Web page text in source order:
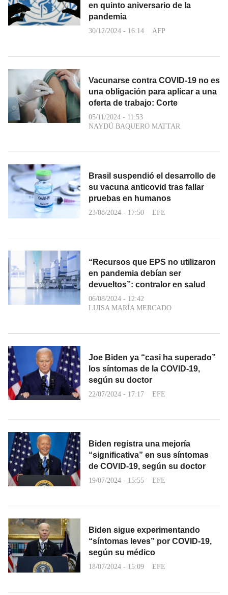
en quinto aniversario de la
pandemia
30/12/2024 - 16:14 AFP
Vacunarse contra COVID-19 no es
una obligación para aplicar a una
oferta de trabajo: Corte
05/11/2024 - 11:53
NAYDÚ BAQUERO MATTAR
Brasil suspendió el desarrollo de
su vacuna anticovid tras fallar
pruebas en humanos
23/08/2024 - 17:50 EFE
“Recursos que EPS no utilizaron
en pandemia debían ser
devueltos”: contralor en salud
06/08/2024 - 12:42
LUISA MARÍA MERCADO
Joe Biden ya “casi ha superado”
los síntomas de la COVID-19,
según su doctor
22/07/2024 - 17:17 EFE
Biden registra una mejoría
“significativa” en sus síntomas
de COVID-19, según su doctor
19/07/2024 - 15:55 EFE
Biden sigue experimentando
“síntomas leves” por COVID-19,
según su médico
18/07/2024 - 15:09 EFE